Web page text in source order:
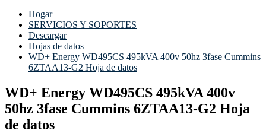
Hogar
SERVICIOS Y SOPORTES
Descargar
Hojas de datos
WD+ Energy WD495CS 495kVA 400v 50hz 3fase Cummins
6ZTAA13-G2 Hoja de datos
WD+ Energy WD495CS 495kVA 400v
50hz 3fase Cummins 6ZTAA13-G2 Hoja
de datos